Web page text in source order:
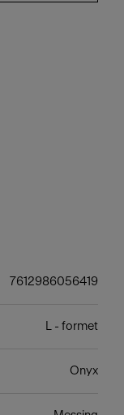
7612986056419
L - formet
Onyx